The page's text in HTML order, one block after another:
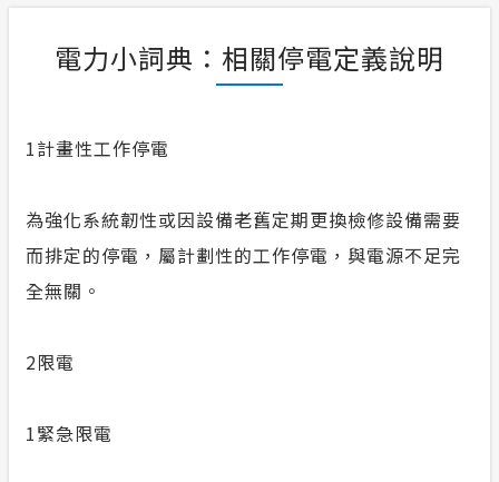
電力小詞典：相關停電定義說明
1計畫性工作停電
為強化系統韌性或因設備老舊定期更換檢修設備需要
而排定的停電，屬計劃性的工作停電，與電源不足完
全無關。
2限電
1緊急限電